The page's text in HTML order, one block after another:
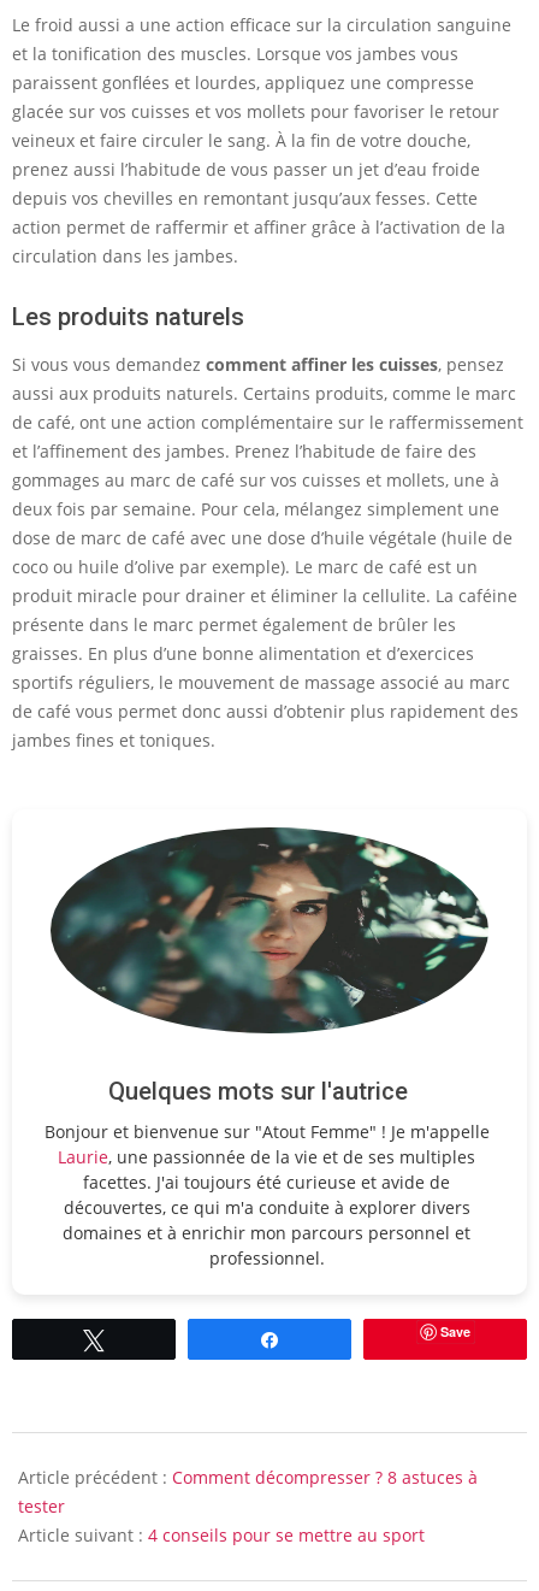
Le froid aussi a une action efficace sur la circulation sanguine
et la tonification des muscles. Lorsque vos jambes vous
paraissent gonflées et lourdes, appliquez une compresse
glacée sur vos cuisses et vos mollets pour favoriser le retour
veineux et faire circuler le sang. À la fin de votre douche,
prenez aussi l’habitude de vous passer un jet d’eau froide
depuis vos chevilles en remontant jusqu’aux fesses. Cette
action permet de raffermir et affiner grâce à l’activation de la
circulation dans les jambes.
Les produits naturels
Si vous vous demandez comment affiner les cuisses, pensez
aussi aux produits naturels. Certains produits, comme le marc
de café, ont une action complémentaire sur le raffermissement
et l’affinement des jambes. Prenez l’habitude de faire des
gommages au marc de café sur vos cuisses et mollets, une à
deux fois par semaine. Pour cela, mélangez simplement une
dose de marc de café avec une dose d’huile végétale (huile de
coco ou huile d’olive par exemple). Le marc de café est un
produit miracle pour drainer et éliminer la cellulite. La caféine
présente dans le marc permet également de brûler les
graisses. En plus d’une bonne alimentation et d’exercices
sportifs réguliers, le mouvement de massage associé au marc
de café vous permet donc aussi d’obtenir plus rapidement des
jambes fines et toniques.
Quelques mots sur l'autrice
Bonjour et bienvenue sur "Atout Femme" ! Je m'appelle
Laurie, une passionnée de la vie et de ses multiples
facettes. J'ai toujours été curieuse et avide de
découvertes, ce qui m'a conduite à explorer divers
domaines et à enrichir mon parcours personnel et
professionnel.
Save
11-
30
Article précédent : Comment décompresser ? 8 astuces à
tester
Article suivant : 4 conseils pour se mettre au sport